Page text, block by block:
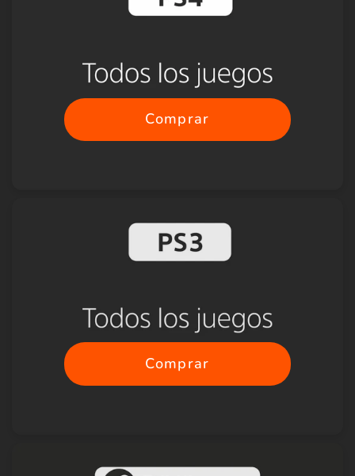
Comprar
Comprar